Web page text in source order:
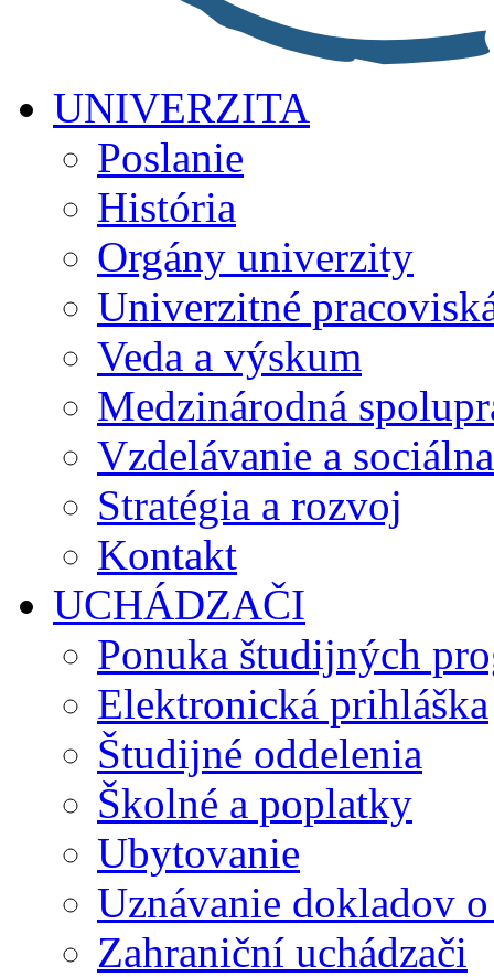
UNIVERZITA
Poslanie
História
Orgány univerzity
Univerzitné
Veda a výskum
Medzinárodná
Vzdelávanie a
Stratégia a rozvoj
Kontakt
UCHÁDZAČI
Ponuka študijných
Elektronická prihláška
Študijné oddelenia
Školné a poplatky
Ubytovanie
Uznávanie dokladov
Zahraniční uchádzači